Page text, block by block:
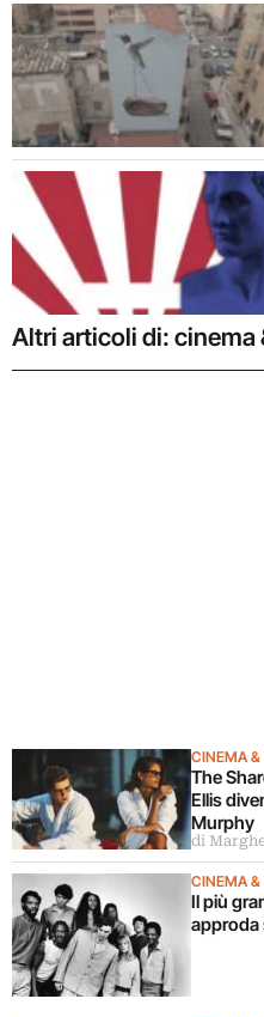
Altri articoli di: cinema
CINEMA &
The
Ellis
Murphy
di
CINEMA &
Il più
approda